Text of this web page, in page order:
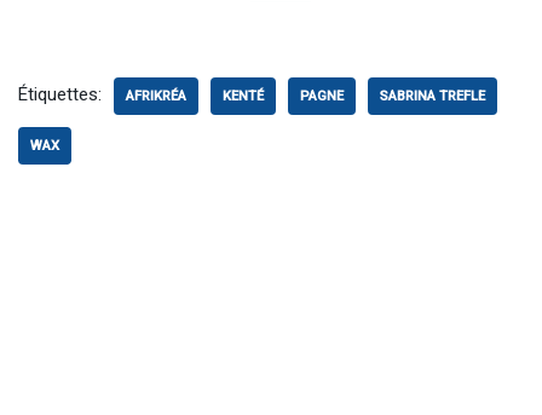
Étiquettes: AFRIKRÉA KENTÉ PAGNE SABRINA TREFLE
WAX